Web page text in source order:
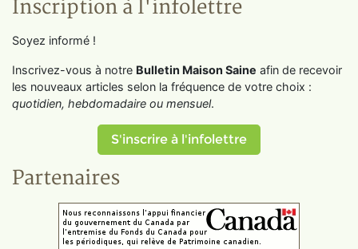
Inscription à l'infolettre
Soyez informé !
Inscrivez-vous à notre Bulletin Maison Saine afin de recevoir
les nouveaux articles selon la fréquence de votre choix :
quotidien, hebdomadaire ou mensuel.
S'inscrire à l'infolettre
Partenaires